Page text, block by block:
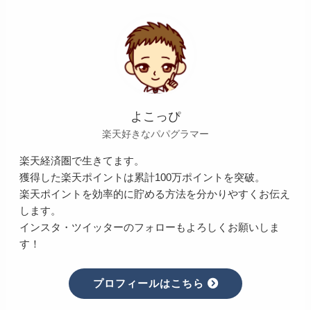
よこっぴ
楽天好きなパパグラマー
楽天経済圏で生きてます。
獲得した楽天ポイントは累計100万ポイントを突破。
楽天ポイントを効率的に貯める方法を分かりやすくお伝え
します。
インスタ・ツイッターのフォローもよろしくお願いしま
す！
プロフィールはこちら